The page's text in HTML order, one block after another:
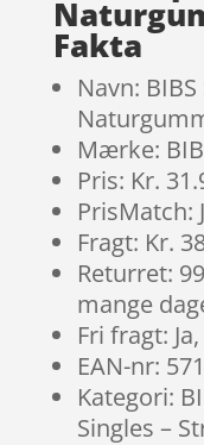
Fakta
Navn:
Mærke:
Pris: Kr.
PrisMatch:
Fragt: Kr.
Returret:
mange
Fri fragt:
EAN-nr:
Kategori:
Singles –